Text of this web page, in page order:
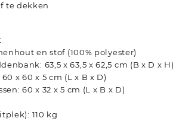
te dekken
en stof (100% polyester)
63,5 x 63,5 x 62,5 cm (B x D x H)
x 60 x 5 cm (L x B x D)
60 x 32 x 5 cm (L x B x D)
110 kg